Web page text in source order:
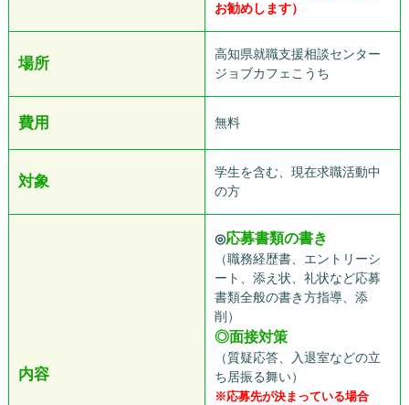
お勧めします）
場所
高知県就職支援相談センター
ジョブカフェこうち
費用 無料
対象
学生を含む、現在求職活動中
の方
内容
◎応募書類の書き
（職務経歴書、エントリーシ
ート、添え状、礼状など応募
書類全般の書き方指導、添
削）
◎面接対策
（質疑応答、入退室などの立
ち居振る舞い）
※応募先が決まっている場合